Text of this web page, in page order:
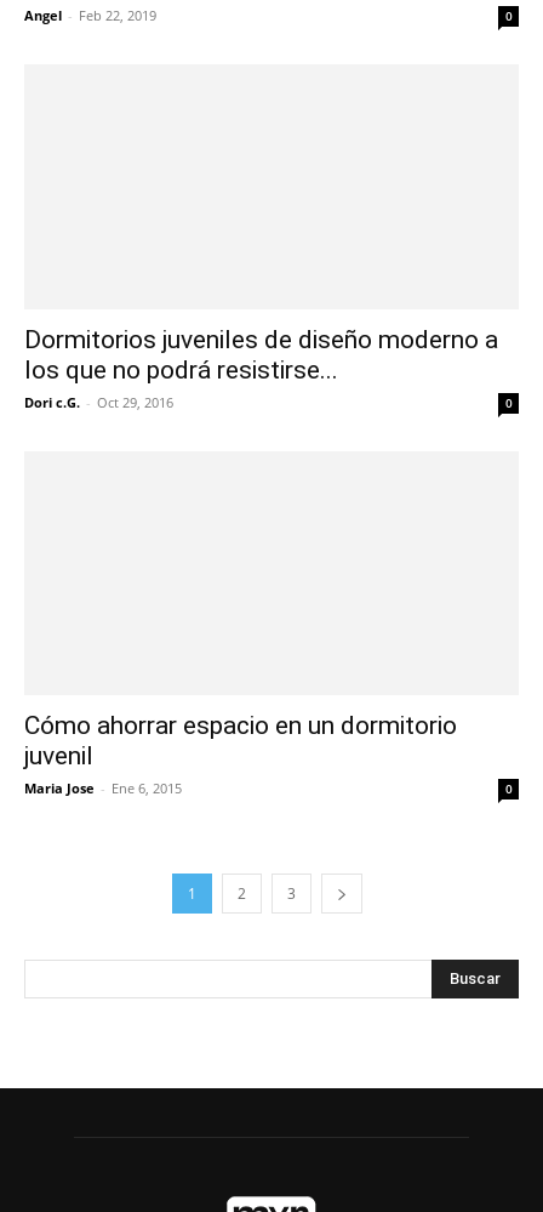
Angel - Feb 22, 2019 0
Dormitorios juveniles de diseño moderno a
los que no podrá resistirse...
Dori c.G. - Oct 29, 2016 0
Cómo ahorrar espacio en un dormitorio
juvenil
Maria Jose - Ene 6, 2015 0
1 2 3